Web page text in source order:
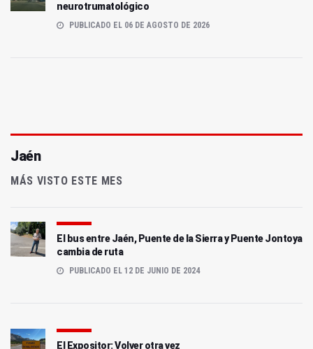
neurotrumatológico
PUBLICADO EL 06 DE AGOSTO DE 2026
Jaén
MÁS VISTO ESTE MES
El bus entre Jaén, Puente de la Sierra y Puente Jontoya
cambia de ruta
PUBLICADO EL 12 DE JUNIO DE 2024
El Expositor: Volver otra vez